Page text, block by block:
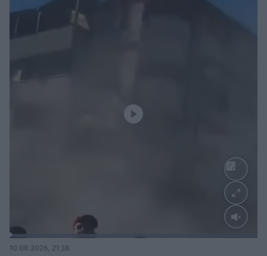
Loaded
10.08.2026, 21:38